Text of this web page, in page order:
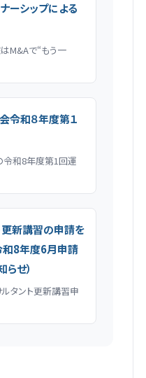
ーシップによる
M&Aで“もう一
令和８年度第１
和8年度第1回運
更新講習の申請を
和8年度6月申請
せ）
タント更新講習申